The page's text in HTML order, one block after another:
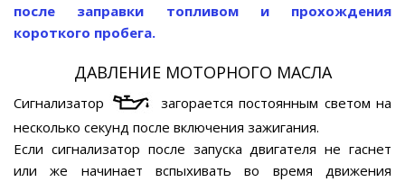
после заправки топливом и прохождения
короткого пробега.
ДАВЛЕНИЕ МОТОРНОГО МАСЛА
Сигнализатор
загорается постоянным светом на
несколько секунд после включения зажигания.
Если сигнализатор после запуска двигателя не гаснет
или же начинает вспыхивать во время движения